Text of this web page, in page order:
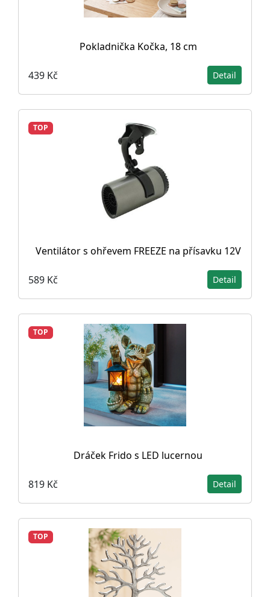
Pokladnička Kočka, 18 cm
439 Kč Detail
TOP
Ventilátor s ohřevem FREEZE na přísavku 12V
589 Kč Detail
TOP
Dráček Frido s LED lucernou
819 Kč Detail
TOP